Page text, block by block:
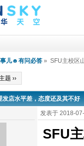
儿☻有问必答 » SFU主校区
题 ››
发店水平差，态度还及其不好
发表于 2018-
SFU